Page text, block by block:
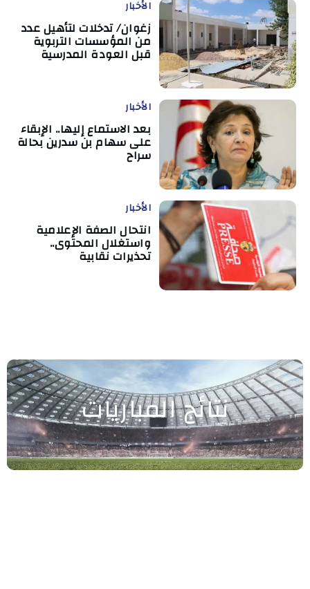
الأخبار
زغوان/ تدخلات لتأهيل عدد
من المؤسسات التربوية
قبل العودة المدرسية
الأخبار
بعد الاستماع إليها.. الإبقاء
على سهام بن سدرين بحالة
سراح
الأخبار
انتحال الصفة الإعلامية
واستغلال المحتوى..
تحذيرات نقابية
نتائج المباريات